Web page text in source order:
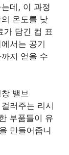
데, 이 과정
온도를 낮
가 담긴 컵 표
서는 공기
지 얻을 수
밸브
러주는 리시
부품들이 유
만들어줍니